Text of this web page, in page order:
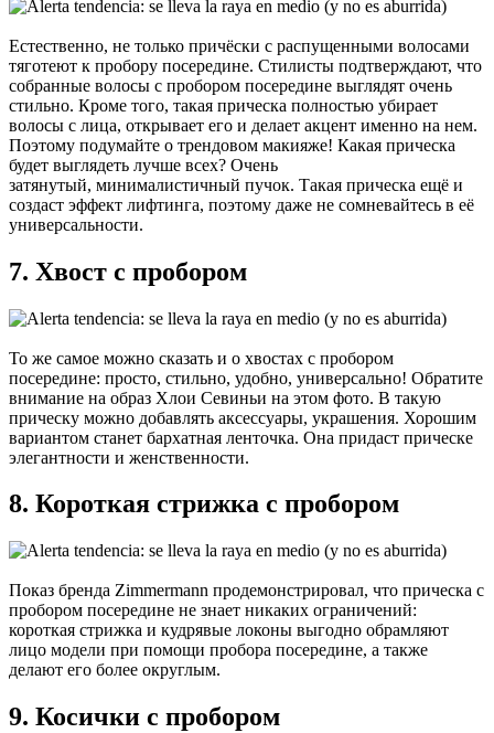
Естественно, не только причёски с распущенными волосами
тяготеют к пробору посередине. Стилисты подтверждают, что
собранные волосы с пробором посередине выглядят очень
стильно. Кроме того, такая прическа полностью убирает
волосы с лица, открывает его и делает акцент именно на нем.
Поэтому подумайте о трендовом макияже! Какая прическа
будет выглядеть лучше всех? Очень
затянутый, минималистичный пучок. Такая прическа ещё и
создаст эффект лифтинга, поэтому даже не сомневайтесь в её
универсальности.
7. Хвост с пробором
То же самое можно сказать и о хвостах с пробором
посередине: просто, стильно, удобно, универсально! Обратите
внимание на образ Хлои Севиньи на этом фото. В такую
прическу можно добавлять аксессуары, украшения. Хорошим
вариантом станет бархатная ленточка. Она придаст прическе
элегантности и женственности.
8. Короткая стрижка с пробором
Показ бренда Zimmermann продемонстрировал, что прическа с
пробором посередине не знает никаких ограничений:
короткая стрижка и кудрявые локоны выгодно обрамляют
лицо модели при помощи пробора посередине, а также
делают его более округлым.
9. Косички с пробором